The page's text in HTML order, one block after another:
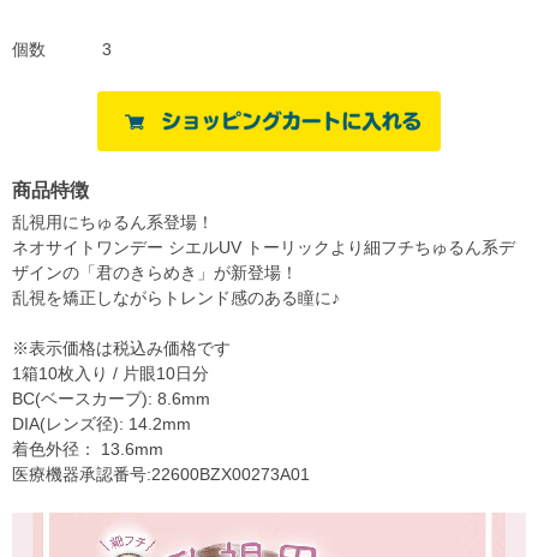
個数 3
商品特徴
乱視用にちゅるん系登場！
ネオサイトワンデー シエルUV トーリックより細フチちゅるん系デ
ザインの「君のきらめき」が新登場！
乱視を矯正しながらトレンド感のある瞳に♪
※表示価格は税込み価格です
1箱10枚入り / 片眼10日分
BC(ベースカーブ): 8.6mm
DIA(レンズ径): 14.2mm
着色外径： 13.6mm
医療機器承認番号:22600BZX00273A01